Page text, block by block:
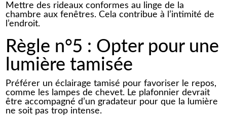
Mettre des rideaux conformes au linge de la
chambre aux fenêtres. Cela contribue à l’intimité de
l’endroit.
Règle n°5 : Opter pour une
lumière tamisée
Préférer un éclairage tamisé pour favoriser le repos,
comme les lampes de chevet. Le plafonnier devrait
être accompagné d’un gradateur pour que la lumière
ne soit pas trop intense.